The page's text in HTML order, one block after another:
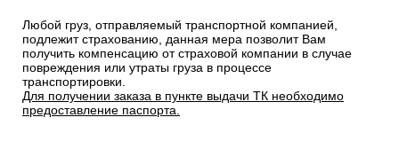
Любой груз, отправляемый транспортной компанией,
подлежит страхованию, данная мера позволит Вам
получить компенсацию от страховой компании в случае
повреждения или утраты груза в процессе
транспортировки.
Для получении заказа в пункте выдачи ТК необходимо
предоставление паспорта.